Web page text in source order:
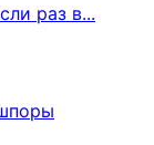
раз в...